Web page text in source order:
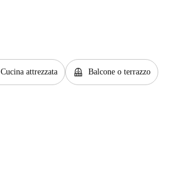
Cucina attrezzata balcony Balcone o terrazzo